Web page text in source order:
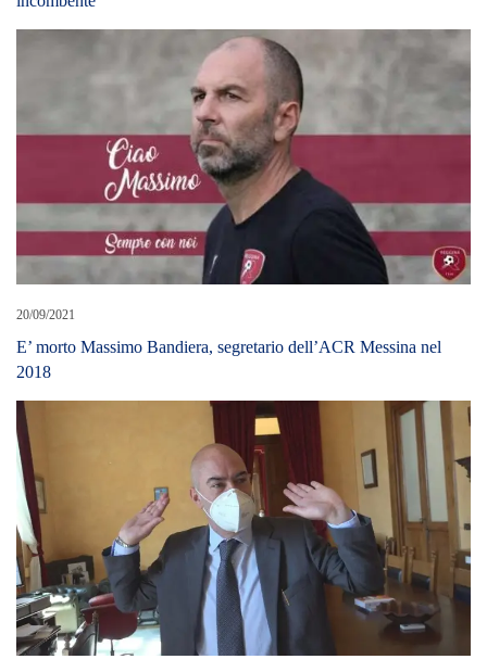
20/09/2021
E’ morto Massimo Bandiera, segretario dell’ACR Messina nel
2018